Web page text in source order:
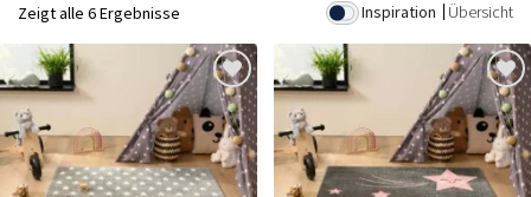
Inspiration Übersicht
Zeigt alle 6 Ergebnisse